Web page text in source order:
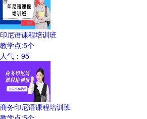
印尼语课程培训班
教学点:5个
人气： 95
商务印尼语课程培训班